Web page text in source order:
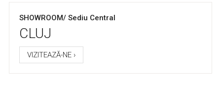
SHOWROOM/ Sediu Central
CLUJ
VIZITEAZĂ-NE ›